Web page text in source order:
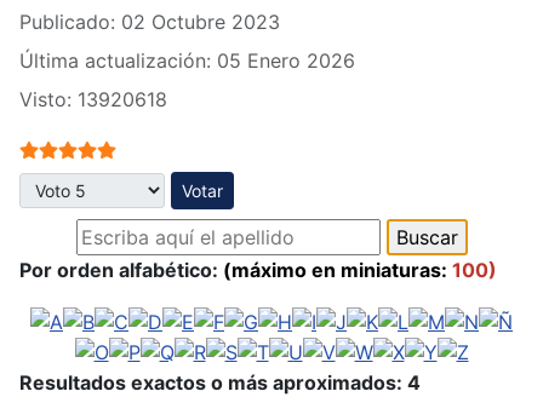
Publicado: 02 Octubre 2023
Última actualización: 05 Enero 2026
Visto: 13920618
Ratio:5/5
Por favor, vote
Por orden alfabético: (máximo en miniaturas: 100)
Resultados exactos o más aproximados: 4